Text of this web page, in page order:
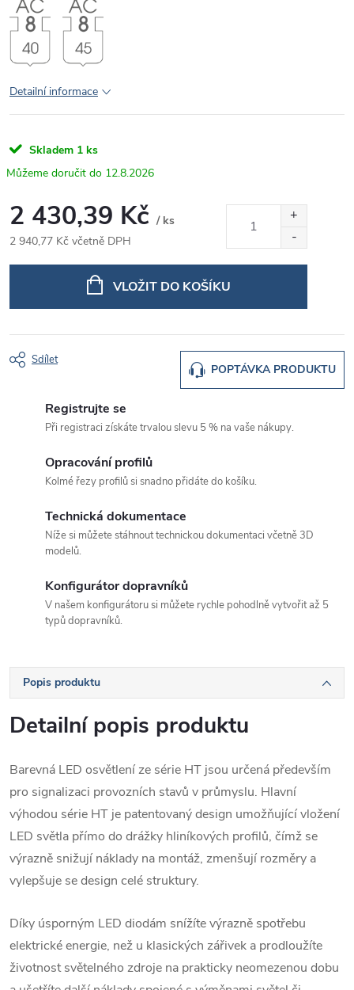
Detailní informace
Skladem 1 ks
12.8.2026
2 430,39 Kč / ks
2 940,77 Kč včetně DPH
VLOŽIT DO KOŠÍKU
POPTÁVKA PRODUKTU
Sdílet
Registrujte se
Při registraci získáte trvalou slevu 5 % na vaše nákupy.
Opracování profilů
Kolmé řezy profilů si snadno přidáte do košíku.
Technická dokumentace
Níže si můžete stáhnout technickou dokumentaci včetně 3D
modelů.
Konfigurátor dopravníků
V našem konfigurátoru si můžete rychle pohodlně vytvořit až 5
typů dopravníků.
Popis produktu
Detailní popis produktu
Barevná LED osvětlení ze série HT jsou určená především
pro signalizaci provozních stavů v průmyslu. Hlavní
výhodou série HT je patentovaný design umožňující vložení
LED světla přímo do drážky hliníkových profilů, čímž se
výrazně snižují náklady na montáž, zmenšují rozměry a
vylepšuje se design celé struktury.
Díky úsporným LED diodám snížíte výrazně spotřebu
elektrické energie, než u klasických zářivek a prodloužíte
životnost světelného zdroje na prakticky neomezenou dobu